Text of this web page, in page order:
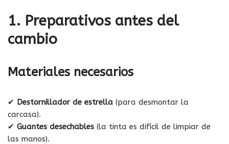
1. Preparativos antes del
cambio
Materiales necesarios
✔ Destornillador de estrella (para desmontar la
carcasa).
✔ Guantes desechables (la tinta es difícil de limpiar de
las manos).